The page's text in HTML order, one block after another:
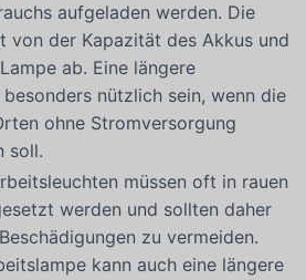
aufgeladen werden. Die
von der Kapazität des Akkus und
ab. Eine längere
nützlich sein, wenn die
ohne Stromversorgung
soll.
müssen oft in rauen
werden und sollten daher
zu vermeiden.
kann auch eine längere